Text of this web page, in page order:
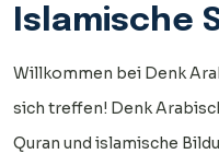
Islamische
Willkommen bei Denk
sich treffen! Denk
Quran und islamische